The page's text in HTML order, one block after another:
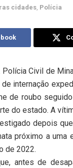
cidades, Polícia
Polícia Civil de
internação
de roubo
do estado. A
depois
próximo a
de 2022.
antes de